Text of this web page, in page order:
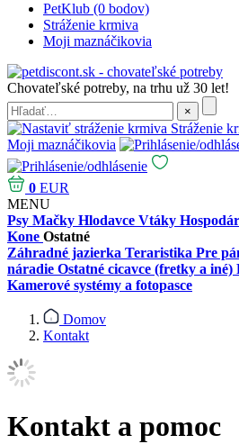
PetKlub (0 bodov)
Stráženie krmiva
Moji maznáčikovia
Chovateľské potreby, na trhu už 30 let!
Stráženie
Moji maznáčikovia
0 EUR
MENU
Psy Mačky Hlodavce Vtáky
Kone Ostatné
Záhradné jazierka Teraristika Pre
náradie Ostatné cicavce (fretky a iné)
Kamerové systémy a fotopasce
Domov
Kontakt
Kontakt a pomoc